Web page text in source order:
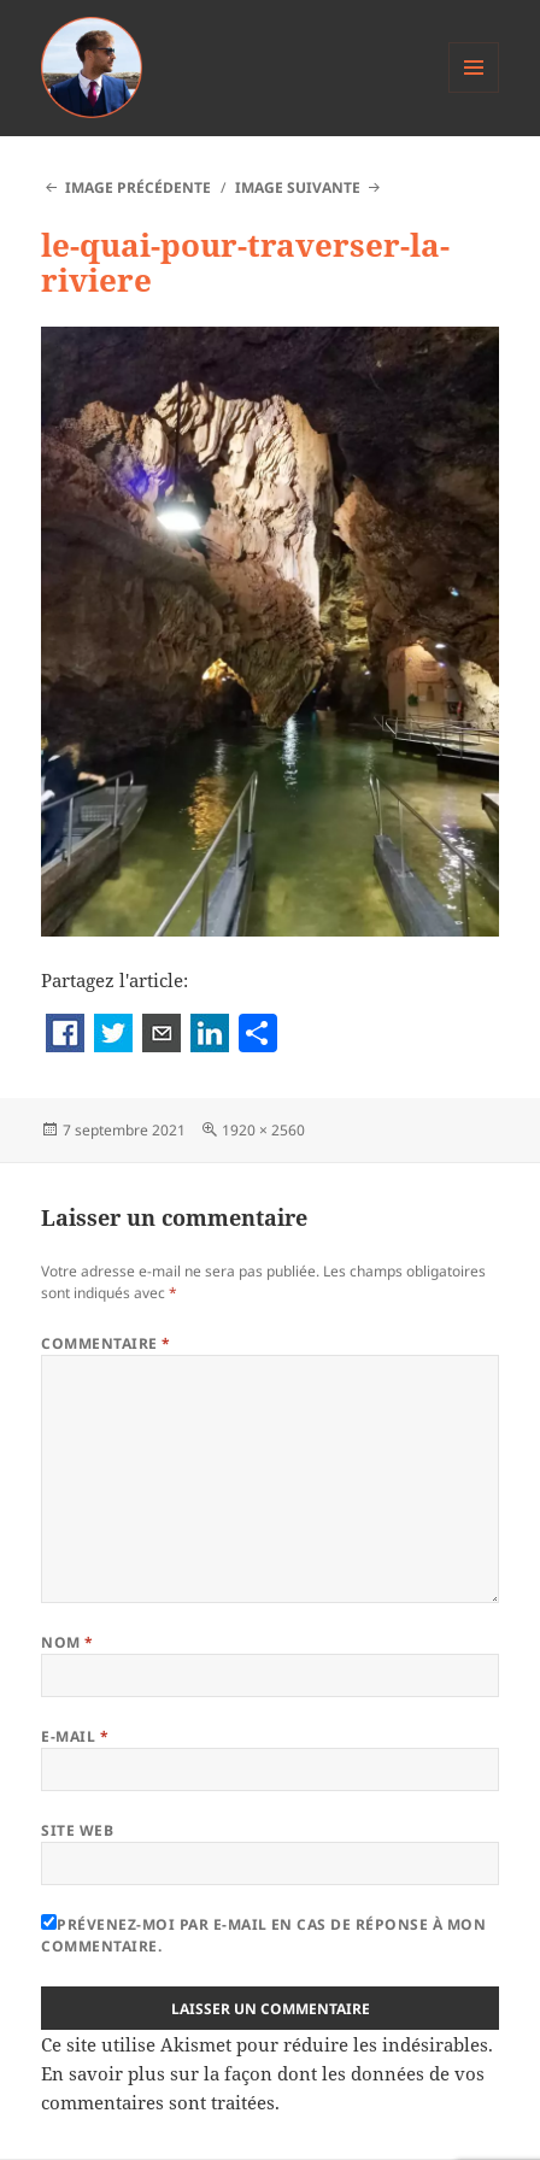
WIDGETS
IMAGE PRÉCÉDENTE IMAGE SUIVANTE
le-quai-pour-traverser-la-
riviere
Partagez l'article:
a
er
Publié
7 septembre 2021
Taille
1920 × 2560
Laisser un commentaire
Votre adresse e-mail ne sera pas publiée. Les champs obligatoires
sont indiqués avec*
COMMENTAIRE*
NOM*
E-MAIL *
SITE WEB
PRÉVENEZ-MOI PAR E-MAIL EN CAS DE RÉPONSE À MON
COMMENTAIRE.
Ce site utilise Akismet pour réduire les indésirables.
En savoir plus sur la façon dont les données de vos
commentaires sont traitées.